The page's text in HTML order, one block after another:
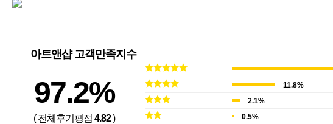
아트앤샵 고객만족지수
97.2%
( 전체후기평점 4.82)
11.8%
2.1%
0.5%